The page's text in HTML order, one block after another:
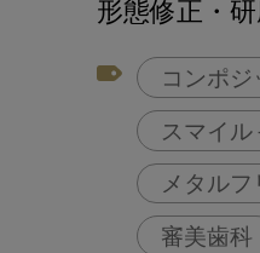
形態修正・
コンポジ
スマイル
メタルフ
審美歯科